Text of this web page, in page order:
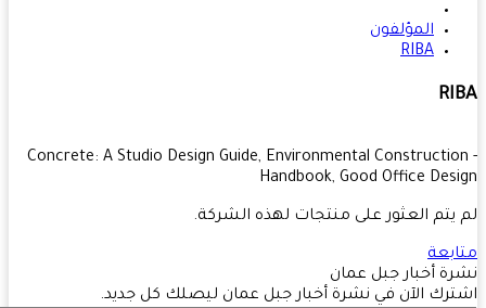
المؤلفون
RIBA
- Concrete: A Studio Design Guide, Environmental
Handbook, Good Office
العثور على منتجات لهذه الشركة.
أخبار جبل عمان
الآن في نشرة أخبار جبل عمان ليصلك كل جديد.